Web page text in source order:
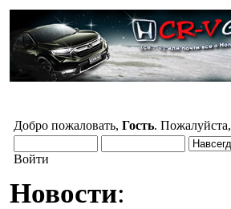
Добро пожаловать, Гость. Пожалуйста,
Войти
Новости: